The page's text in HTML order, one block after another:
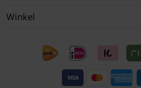
Winkel